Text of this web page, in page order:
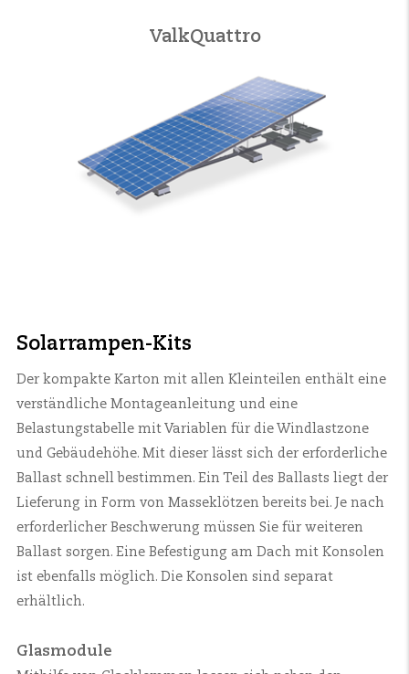
ValkQuattro
Solarrampen-Kits
Der kompakte Karton mit allen Kleinteilen enthält eine
verständliche Montageanleitung und eine
Belastungstabelle mit Variablen für die Windlastzone
und Gebäudehöhe. Mit dieser lässt sich der erforderliche
Ballast schnell bestimmen. Ein Teil des Ballasts liegt der
Lieferung in Form von Masseklötzen bereits bei. Je nach
erforderlicher Beschwerung müssen Sie für weiteren
Ballast sorgen. Eine Befestigung am Dach mit Konsolen
ist ebenfalls möglich. Die Konsolen sind separat
erhältlich.
Glasmodule